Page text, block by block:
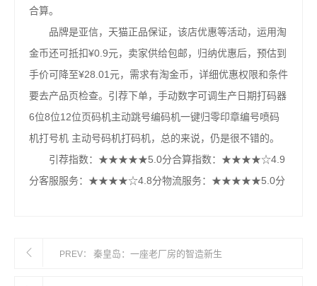
合算。
品牌是亚信，天猫正品保证，该店优惠等活动，运用淘
金币还可抵扣¥0.9元，卖家供给包邮，归纳优惠后，预估到
手价可降至¥28.01元，需求有淘金币，详细优惠权限和条件
要去产品页检查。引荐下单，手动数字可调生产日期打码器
6位8位12位页码机主动跳号编码机一键归零印章编号喷码
机打号机 主动号码机打码机，总的来说，仍是很不错的。
引荐指数：★★★★★5.0分合算指数：★★★★☆4.9
分客服服务：★★★★☆4.8分物流服务：★★★★★5.0分
PREV： 秦皇岛：一座老厂房的智造新生